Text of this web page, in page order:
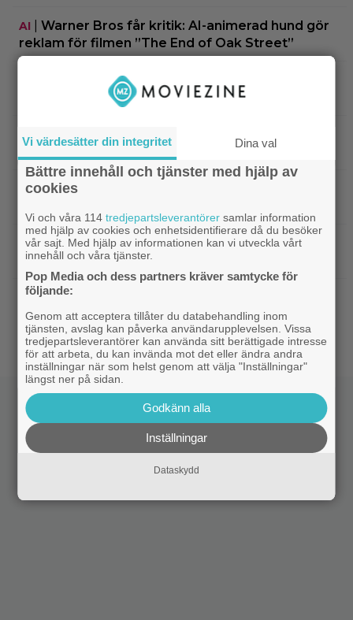
AI
Warner Bros får kritik: AI-animerad hund gör
reklam för filmen ”The End of Oak Street”
”The Simpsons” kan ta slut efter 40
säsonger – tror skådespelaren bakom Bart
Klassiker |90-talets roligaste komedi intar
Viaplay: ”Sjuk humor och genialiskt manus”
HBO Max|
Streamingtips|Kvällens tv-tips: Du kan inte ana
vem som är mördaren i ”Beck” nummer 20
Christopher Nolan
bästa filmer fyller 20 – gick nästan till en annan
regissör
Vi värdesätter din integritet Dina val
Bättre innehåll och tjänster med hjälp av
cookies
Vi och våra 114tredjepartsleverantörer samlar information
med hjälp av cookies och enhetsidentifierare då du besöker
vår sajt. Med hjälp av informationen kan vi utveckla vårt
innehåll och våra tjänster.
Pop Media och dess partners kräver samtycke för
följande:
Genom att acceptera tillåter du databehandling inom
tjänsten, avslag kan påverka användarupplevelsen. Vissa
tredjepartsleverantörer kan använda sitt berättigade intresse
för att arbeta, du kan invända mot det eller ändra andra
inställningar när som helst genom att välja "Inställningar"
längst ner på sidan.
Godkänn alla
Inställningar
Dataskydd